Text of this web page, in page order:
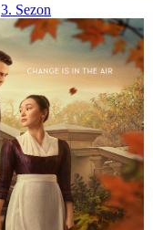
3. Sezon